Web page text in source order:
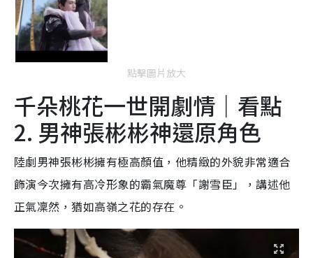
點擊圖片放大
千朵桃花一世開劇情｜看點
2. 男神張彬彬神還原角色
陸劇男神張彬彬擁有極高顏值，他精緻的外貌非常適合
飾演今次擁有高冷形象的霸氣魔尊「謝雪臣」，講述他
正氣凜然，猶如高嶺之花的存在。